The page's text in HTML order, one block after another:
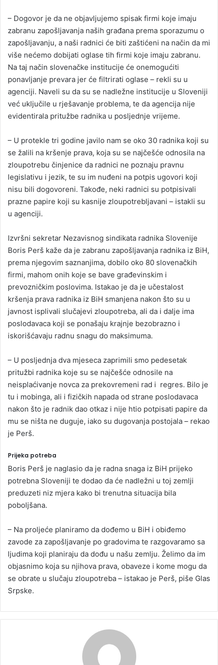
– Dogovor je da ne objavljujemo spisak firmi koje imaju
zabranu zapošljavanja naših građana prema sporazumu o
zapošljavanju, a naši radnici će biti zaštićeni na način da mi
više nećemo dobijati oglase tih firmi koje imaju zabranu.
Na taj način slovenačke institucije će onemogućiti
ponavljanje prevara jer će filtrirati oglase – rekli su u
agenciji. Naveli su da su se nadležne institucije u Sloveniji
već uključile u rješavanje problema, te da agencija nije
evidentirala pritužbe radnika u posljednje vrijeme.
– U protekle tri godine javilo nam se oko 30 radnika koji su
se žalili na kršenje prava, koja su se najčešće odnosila na
zloupotrebu činjenice da radnici ne poznaju pravnu
legislativu i jezik, te su im nuđeni na potpis ugovori koji
nisu bili dogovoreni. Takođe, neki radnici su potpisivali
prazne papire koji su kasnije zloupotrebljavani – istakli su
u agenciji.
Izvršni sekretar Nezavisnog sindikata radnika Slovenije
Boris Perš kaže da je zabranu zapošljavanja radnika iz BiH,
prema njegovim saznanjima, dobilo oko 80 slovenačkih
firmi, mahom onih koje se bave građevinskim i
prevozničkim poslovima. Istakao je da je učestalost
kršenja prava radnika iz BiH smanjena nakon što su u
javnost isplivali slučajevi zloupotreba, ali da i dalje ima
poslodavaca koji se ponašaju krajnje bezobrazno i
iskorišćavaju radnu snagu do maksimuma.
– U posljednja dva mjeseca zaprimili smo pedesetak
pritužbi radnika koje su se najčešće odnosile na
neisplaćivanje novca za prekovremeni rad i regres. Bilo je
tu i mobinga, ali i fizičkih napada od strane poslodavaca
nakon što je radnik dao otkaz i nije htio potpisati papire da
mu se ništa ne duguje, iako su dugovanja postojala – rekao
je Perš.
Prijeka potreba
Boris Perš je naglasio da je radna snaga iz BiH prijeko
potrebna Sloveniji te dodao da će nadležni u toj zemlji
preduzeti niz mjera kako bi trenutna situacija bila
poboljšana.
– Na proljeće planiramo da dođemo u BiH i obiđemo
zavode za zapošljavanje po gradovima te razgovaramo sa
ljudima koji planiraju da dođu u našu zemlju. Želimo da im
objasnimo koja su njihova prava, obaveze i kome mogu da
se obrate u slučaju zloupotreba – istakao je Perš, piše Glas
Srpske.